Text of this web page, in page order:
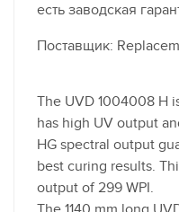
есть заводская
Поставщик:
The UVD 1004008 H
has high UV output
HG spectral output
best curing results.
output of 299 WPI.